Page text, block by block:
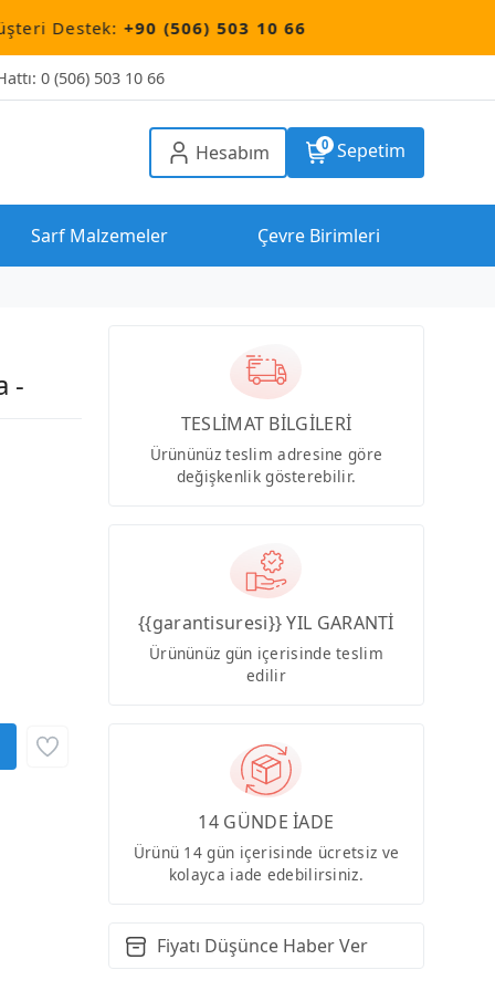
+90 (506) 503 10 66
0 (506) 503 10 66
Hesabım 0 Sepetim
Sarf Malzemeler Çevre Birimleri
-
TESLİMAT BİLGİLERİ
Ürününüz teslim adresine göre
değişkenlik gösterebilir.
{{garantisuresi}} YIL GARANTİ
Ürününüz gün içerisinde teslim
edilir
14 GÜNDE İADE
Ürünü 14 gün içerisinde ücretsiz ve
kolayca iade edebilirsiniz.
Fiyatı Düşünce Haber Ver